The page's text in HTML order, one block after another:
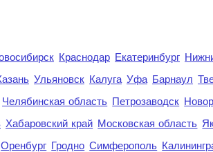
Краснодар Екатеринбург
Ульяновск Калуга Уфа Барнаул
Челябинская область Петрозаводск
Хабаровский край Московская область
Оренбург Гродно Симферополь